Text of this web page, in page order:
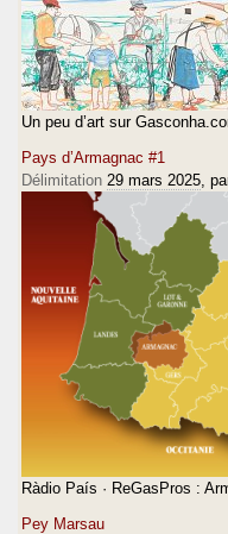
Un peu d’art sur
Pays d’Armagnac #1
Délimitation 29 mars 2025 ,
Ràdio País · ReGasPros :
Pey Marsau